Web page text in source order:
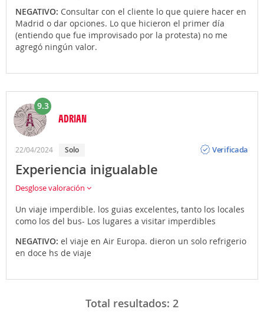
NEGATIVO: Consultar con el cliente lo que quiere hacer en
Madrid o dar opciones. Lo que hicieron el primer día
(entiendo que fue improvisado por la protesta) no me
agregó ningún valor.
9.3
ADRIAN
22/04/2024 Solo
Verificada
Experiencia inigualable
Desglose valoración
Un viaje imperdible. los guias excelentes, tanto los locales
como los del bus- Los lugares a visitar imperdibles
NEGATIVO: el viaje en Air Europa. dieron un solo refrigerio
en doce hs de viaje
Total resultados: 2